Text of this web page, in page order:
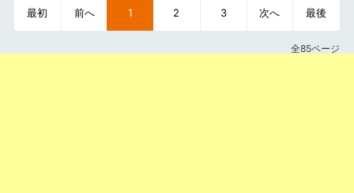
最初 前へ 1 2 3 次へ 最後
全85ページ